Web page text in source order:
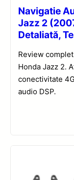
Navigatie
Jazz 2
Detaliată,
Review
Honda Jazz 2.
conectivitate
audio DSP.